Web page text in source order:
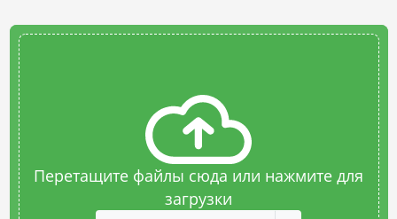
Перетащите файлы сюда или нажмите для
загрузки